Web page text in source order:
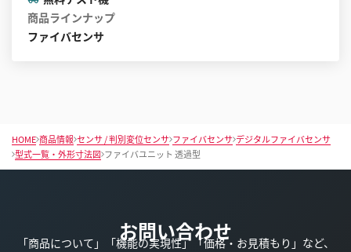
商品ラインナップ
ファイバセンサ
HOME 商品情報 センサ / 判別変位センサ ファイバセンサ デジタルファイバセンサ
型式一覧・外形寸法図 ファイバユニット 透過型
お問い合わせ
「商品について」「機能の実現性」「価格・お見積もり」など、